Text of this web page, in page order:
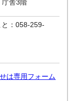
舎3階
と：058-259-
は専用フォーム